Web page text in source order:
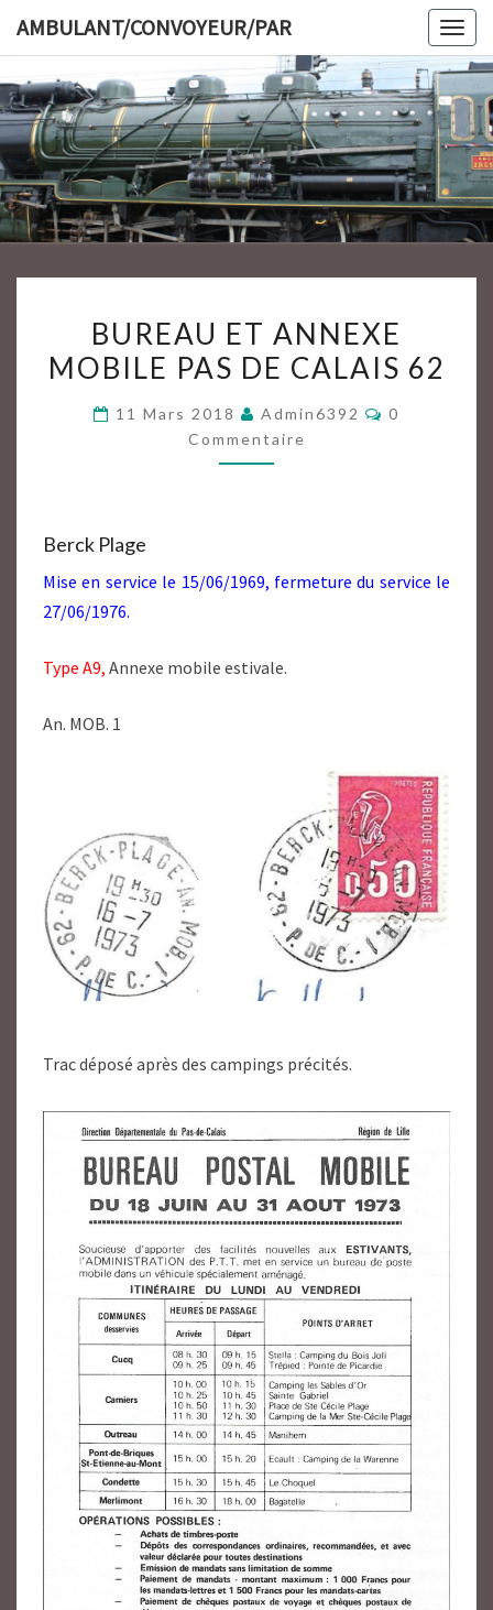
content
AMBULANT/CONVOYEUR/PAR
ANNEXE
PAS
DE
BUREAU ET ANNEXE
MOBILE PAS DE CALAIS 62
11 Mars 2018 Admin6392
0
Commentaire
Berck Plage
Mise en service le 15/06/1969, fermeture du service le
27/06/1976.
Type A9, Annexe mobile estivale.
An. MOB. 1
Trac déposé après des campings précités.